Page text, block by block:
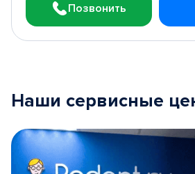
Позвонить
Наши сервисные